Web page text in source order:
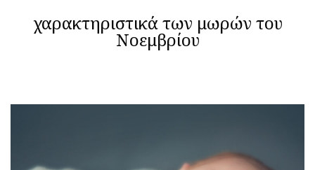
χαρακτηριστικά των μωρών του
Νοεμβρίου